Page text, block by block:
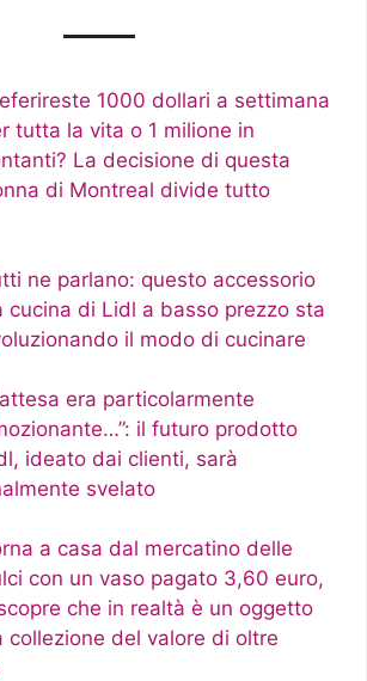
1000 dollari a settimana
tutta la vita o 1 milione in
La decisione di questa
di Montreal divide tutto
ne parlano: questo accessorio
cucina di Lidl a basso prezzo sta
il modo di cucinare
era particolarmente
il futuro prodotto
ideato dai clienti, sarà
svelato
a casa dal mercatino delle
con un vaso pagato 3,60 euro,
che in realtà è un oggetto
collezione del valore di oltre